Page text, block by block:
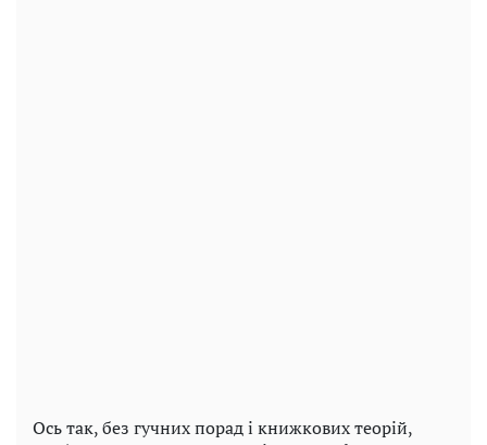
Ось так, без гучних порад і книжкових теорій,